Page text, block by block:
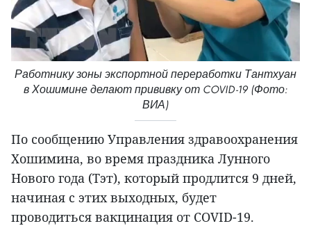
Работнику зоны экспортной переработки Тантхуан
в Хошимине делают прививку от COVID-19 (Фото:
ВИА)
По сообщению Управления здравоохранения
Хошимина, во время праздника Лунного
Нового года (Тэт), который продлится 9 дней,
начиная с этих выходных, будет
проводиться вакцинация от COVID-19.